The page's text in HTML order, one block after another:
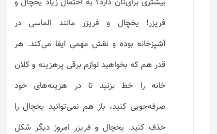
فریزر! یخچال و فریزر مانند الماسی در
آشپزخانه بوده و نقش مهمی ایفا می‌کند. هر
قدر هم که بخواهید لوازم برقی پرهزینه و کلان
خانه را خط بزنید تا در هزینه‌های خود
صرفه‌جویی کنید، باز هم نمی‌توانید یخچال را
حذف کنید. یخچال و فریزر امروز دیگر شکل